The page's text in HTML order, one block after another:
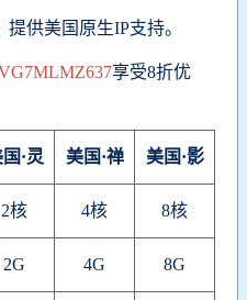
供美国原生IP支持。
享受8折优
·灵 美国·禅 美国·影
2核 4核 8核
2G 4G 8G